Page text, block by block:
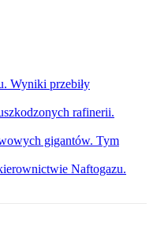
Wyniki przebiły
rafinerii.
gigantów. Tym
Naftogazu.